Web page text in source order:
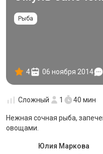
Рыба
4 06 ноября 2014
Сложный 1 40 мин
Нежная сочная рыба,
овощами.
Юлия Маркова